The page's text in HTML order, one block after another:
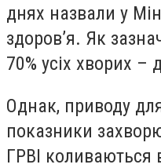
днях назвали у
здоров’я. Як
70% усіх хворих –
Однак, приводу
показники
ГРВІ коливаються